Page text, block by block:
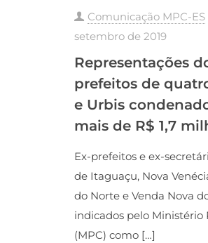
Comunicação MPC-ES
setembro de 2019
Representações
prefeitos de
e Urbis
mais de R$ 1,7
Ex-prefeitos e ex-
de Itaguaçu, Nova
do Norte e Venda Nova
indicados pelo Ministério
(MPC) como[…]